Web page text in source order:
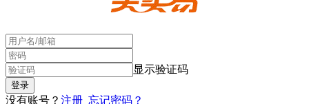
显示验证码
没有账号？ 注册 忘记密码？